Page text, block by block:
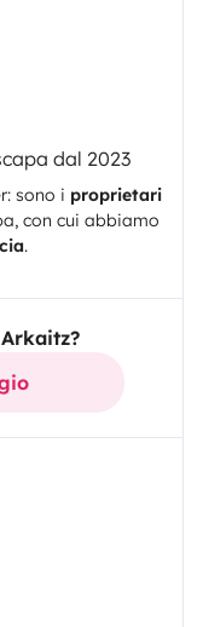
dal 2023
sono i proprietari
, con cui abbiamo
.